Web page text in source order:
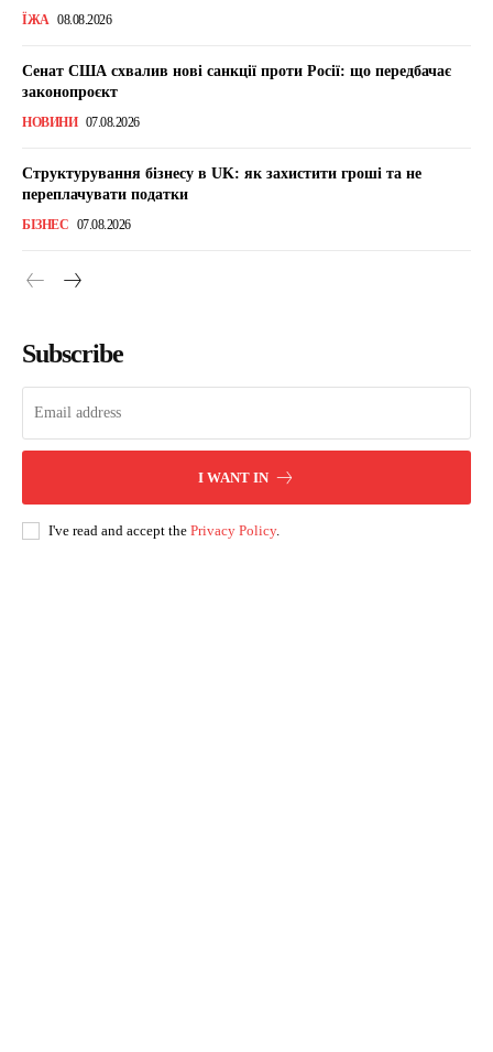
ЇЖА 08.08.2026
Сенат США схвалив нові санкції проти Росії: що передбачає
законопроєкт
НОВИНИ 07.08.2026
Структурування бізнесу в UK: як захистити гроші та не
переплачувати податки
БІЗНЕС 07.08.2026
Subscribe
I WANT IN
I've read and accept the Privacy Policy.